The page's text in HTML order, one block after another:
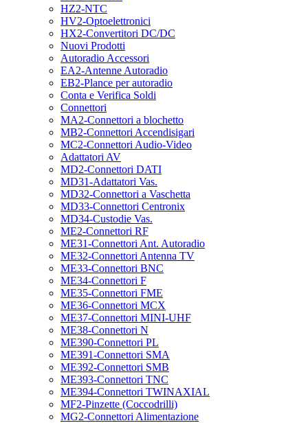
HZ2-NTC
HV2-Optoelettronici
HX2-Convertitori DC/DC
Nuovi Prodotti
Autoradio Accessori
EA2-Antenne Autoradio
EB2-Plance per autoradio
Conta e Verifica Soldi
Connettori
MA2-Connettori a blochetto
MB2-Connettori Accendisigari
MC2-Connettori Audio-Video
Adattatori AV
MD2-Connettori DATI
MD31-Adattatori Vas.
MD32-Connettori a Vaschetta
MD33-Connettori Centronix
MD34-Custodie Vas.
ME2-Connettori RF
ME31-Connettori Ant. Autoradio
ME32-Connettori Antenna TV
ME33-Connettori BNC
ME34-Connettori F
ME35-Connettori FME
ME36-Connettori MCX
ME37-Connettori MINI-UHF
ME38-Connettori N
ME390-Connettori PL
ME391-Connettori SMA
ME392-Connettori SMB
ME393-Connettori TNC
ME394-Connettori TWINAXIAL
MF2-Pinzette (Coccodrilli)
MG2-Connettori Alimentazione